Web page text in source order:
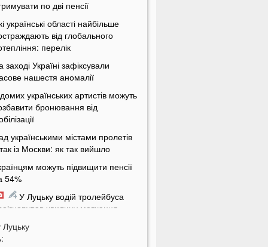
по дві пенсії
українські області найбільше
від глобального
перелік
заході Україні зафіксували
нашестя аномалії
українських артистів можуть
бронювання від
українськими містами пролетів
із Москви: як так вийшло
можуть підвищити пенсії
54%
У Луцьку водій тролейбуса
хвилину мовчання
Волині від удару блискавки
дві споруди
Луцьку